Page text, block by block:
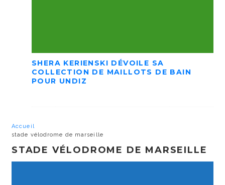
SHERA KERIENSKI DÉVOILE SA
COLLECTION DE MAILLOTS DE BAIN
POUR UNDIZ
Accueil
stade vélodrome de marseille
STADE VÉLODROME DE MARSEILLE